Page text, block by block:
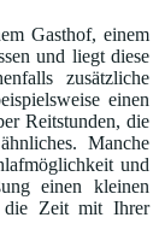
Gasthof, einem
und liegt diese
zusätzliche
einen
Reitstunden, die
Manche
und
einen kleinen
die Zeit mit Ihrer